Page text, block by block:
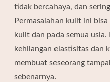
tidak bercahaya, dan
Permasalahan kulit ini
kulit dan pada semua
kehilangan elastisitas dan
membuat seseorang
sebenarnya.